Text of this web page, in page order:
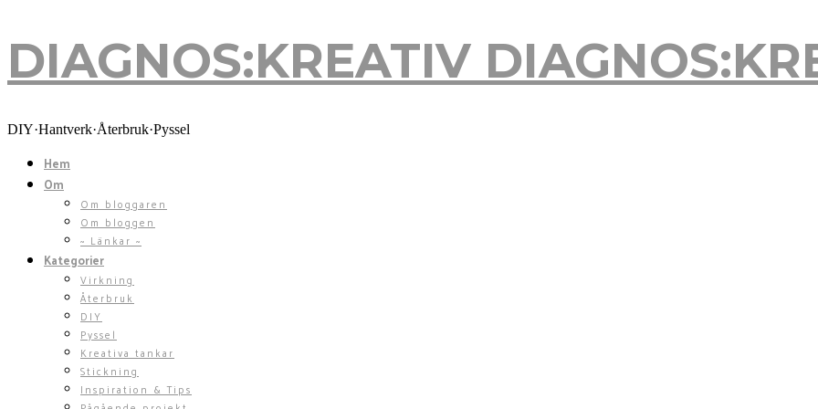
DIAGNOS:KREATIV
DIY·Hantverk·Återbruk·Pyssel
Hem
Om
Om bloggaren
Om bloggen
~ Länkar ~
Kategorier
Virkning
Återbruk
DIY
Pyssel
Kreativa tankar
Stickning
Inspiration & Tips